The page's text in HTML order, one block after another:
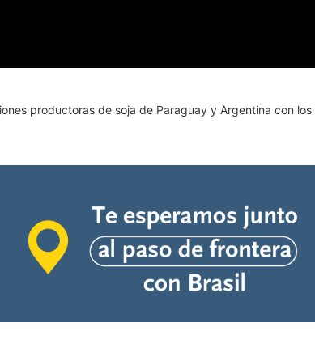
productoras de soja de Paraguay y Argentina con